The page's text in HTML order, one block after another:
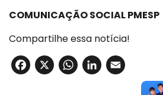
COMUNICAÇÃO SOCIAL PMESP
Compartilhe essa notícia!
Facebook
X WhatsApp
LinkedIn